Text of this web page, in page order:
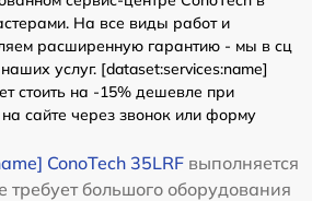
На все виды работ и
расширенную гарантию - мы в сц
услуг. [dataset:services:name]
стоить на -15% дешевле при
сайте через звонок или форму
ConoTech 35LRF выполняется
требует большого оборудования